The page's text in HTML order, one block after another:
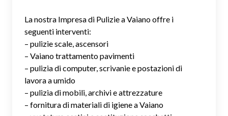
La nostra Impresa di Pulizie a Vaiano offre i
seguenti interventi:
– pulizie scale, ascensori
– Vaiano trattamento pavimenti
– pulizia di computer, scrivanie e postazioni di
lavora a umido
– pulizia di mobili, archivi e attrezzature
– fornitura di materiali di igiene a Vaiano